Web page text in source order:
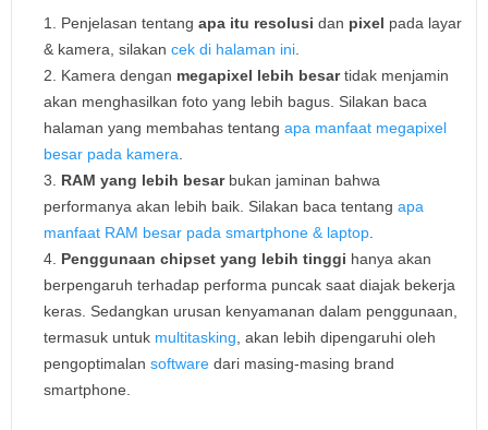
Penjelasan tentang apa itu resolusi dan pixel pada layar
& kamera, silakan cek di halaman ini
Kamera dengan megapixel lebih besartidak menjamin
akan menghasilkan foto yang lebih bagus. Silakan baca
halaman yang membahas tentang apa manfaat megapixel
besar pada kamera
RAM yang lebih besarbukan jaminan bahwa
performanya akan lebih baik. Silakan baca tentang apa
manfaat RAM besar pada smartphone & laptop
Penggunaan chipset yang lebih tinggi hanya akan
berpengaruh terhadap performa puncak saat diajak bekerja
keras. Sedangkan urusan kenyamanan dalam penggunaan,
termasuk untuk multitasking , akan lebih dipengaruhi oleh
pengoptimalan software dari masing-masing brand
smartphone.